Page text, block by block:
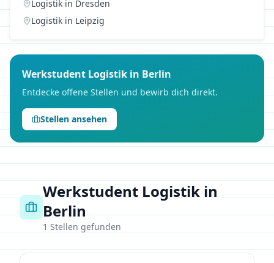
Logistik in Dresden
Logistik in Leipzig
Werkstudent Logistik in Berlin
Entdecke offene Stellen und bewirb dich direkt.
Stellen ansehen
Werkstudent Logistik in
Berlin
1 Stellen gefunden